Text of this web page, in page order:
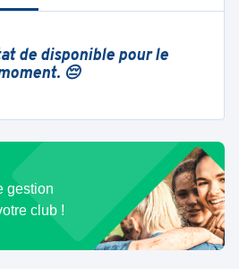
de disponible pour le
😔
gestion
club !